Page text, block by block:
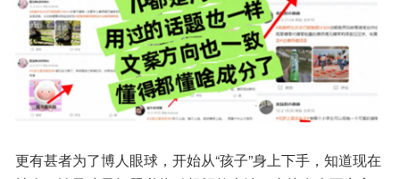
更有甚者为了博人眼球，开始从“孩子”身上下手，知道现在